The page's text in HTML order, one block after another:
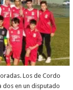
Los de Cordo
dos en un disputado